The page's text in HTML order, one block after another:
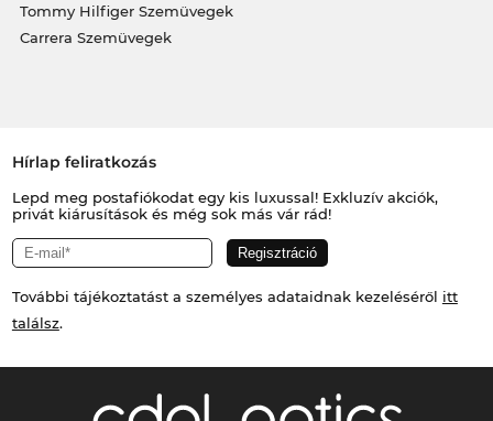
Tommy Hilfiger Szemüvegek
Carrera Szemüvegek
Hírlap feliratkozás
Lepd meg postafiókodat egy kis luxussal! Exkluzív akciók,
privát kiárusítások és még sok más vár rád!
További tájékoztatást a személyes adataidnak kezeléséről itt
találsz.